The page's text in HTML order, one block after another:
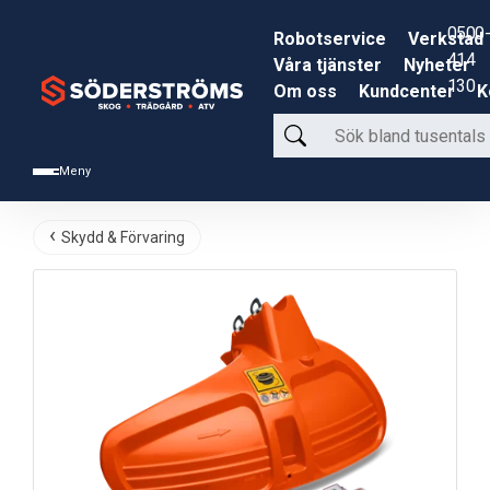
Meny
Robotservice
Verkstad
Våra tjänster
Nyheter
Om oss
Kundcenter
Sök
bland
produkter
0500-
414
130
Skydd & Förvaring